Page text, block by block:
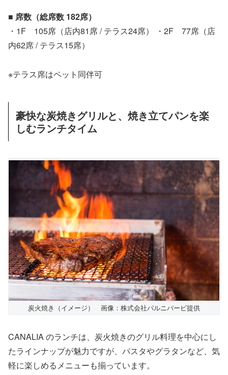
■ 席数（総席数 182席）
・1F 105席（店内81席 / テラス24席） ・2F 77席（店
内62席 / テラス15席）
※テラス席はペット同伴可
豪快な炭焼きグリルと、焼き立てパンを楽
しむランチタイム
炭火焼き（イメージ） 画像：株式会社バルニバービ提供
CANALIA のランチは、炭火焼きのグリル料理を中心にし
たラインナップが魅力ですが、パスタやグラタンなど、気
軽に楽しめるメニューも揃っています。